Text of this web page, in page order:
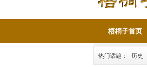
梧桐子首页
热门话题： 历史